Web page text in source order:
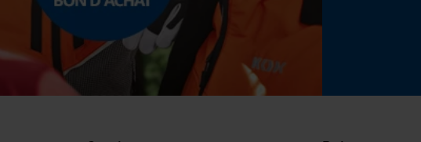
Econda Tag Manager
Cookies statistiques